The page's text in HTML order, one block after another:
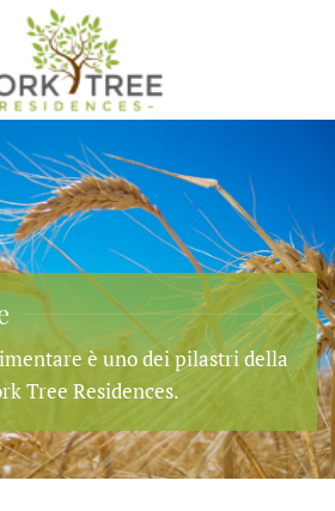
è uno dei pilastri della
Tree Residences.